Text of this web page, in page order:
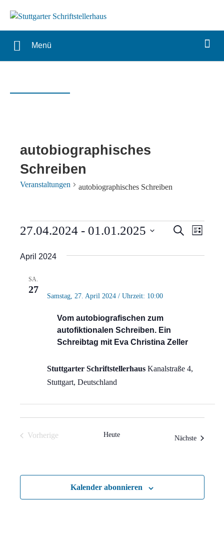
Menü
autobiographisches
Schreiben
Veranstaltungen autobiographisches Schreiben
Veranstaltungen SucheListe
27.04.2024 - 01.01.2025
wählen.
April 2024
SA.
27
Vom autobiografischen zum
autofiktionalen Schreiben. Ein
Schreibtag mit Eva Christina Zeller
Samstag, 27. April 2024 / Uhrzeit: 10:00
Stuttgarter Schriftstellerhaus Kanalstraße 4,
Stuttgart, Deutschland
Vorherige
Heute Nächste
Kalender abonnieren